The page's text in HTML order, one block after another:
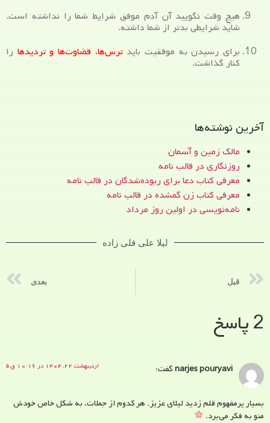
هیچ وقت نگویید آن آدم موفق شرایط شما را نداشته است.
شاید شرایطی بدتر از شما داشته.
برای رسیدن به موفقیت بایدترس‌ها، قضاوت‌ها و تردیدها را
کنار گذاشت.
آخرین نوشته‌ها
مالک زمین و آسمان
روزنگاری در قالب نامه
معرفی کتاب دعا برای ربوده‌شدگان در قالب نامه
معرفی کتاب زن‌ گمشده در قالب نامه
نامه‌نویسی در اولین روز مرداد
لیلا علی قلی زاده
قبل بعدی
2 پاسخ
narjes pouryaviگفت: اردیبهشت ۲۲, ۱۴۰۴ در ۱۰:۱۶ ق.ظ
بسیار پرمفهوم قلم زدید لیلای عزیز. هر کدوم از جملات، به شکل خاص خودش
منو به فکر می‌برد.